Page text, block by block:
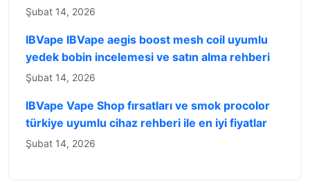
Şubat 14, 2026
IBVape IBVape aegis boost mesh coil uyumlu
yedek bobin incelemesi ve satın alma rehberi
Şubat 14, 2026
IBVape Vape Shop fırsatları ve smok procolor
türkiye uyumlu cihaz rehberi ile en iyi fiyatlar
Şubat 14, 2026